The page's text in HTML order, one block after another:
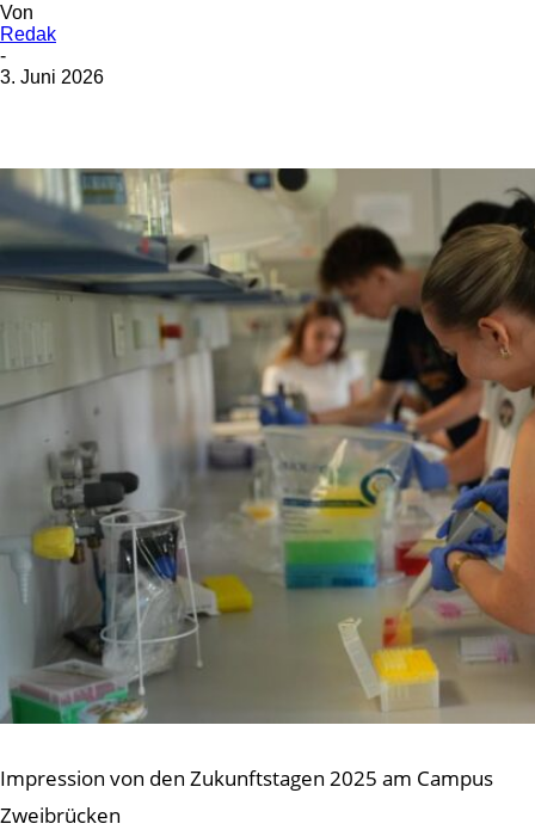
Von
Redak
-
3. Juni 2026
Impression von den Zukunftstagen 2025 am Campus
Zweibrücken